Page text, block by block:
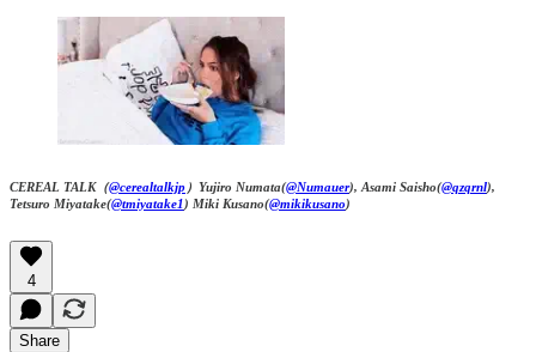
CEREAL TALK（@cerealtalkjp ）Yujiro Numata(@Numauer), Asami Saisho(@qzqrnl),
Tetsuro Miyatake(@tmiyatake1) Miki Kusano(@mikikusano)
4
Share